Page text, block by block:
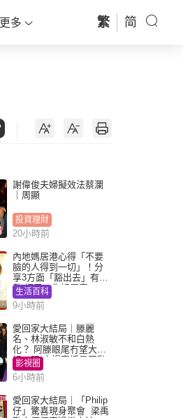
更多 繁 简
謝偉俊夫婦擬效法蔡瀾
｜周顯
投資理財
20小時前
內地媽居港心得「不要
臉的人得到一切」！分
享3方面「豁出去」有著
數 網民：你好厲害
生活百科
9小時前
愛回家大結局｜滕麗
名、林淑敏不和白熱
化？ 阿滕眼尾冇望大小
姐一眼 商場直播零互動
影視圈
6小時前
愛回家大結局｜「Philip
仔」驚喜現身聚會 梁禹